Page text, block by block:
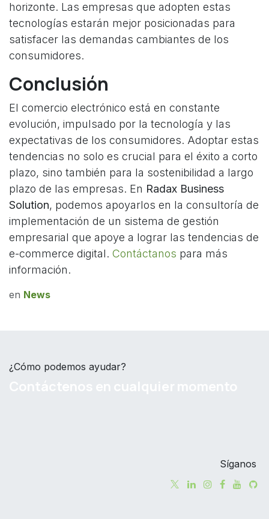
horizonte. Las empresas que adopten estas
tecnologías estarán mejor posicionadas para
satisfacer las demandas cambiantes de los
consumidores.
Conclusión
El comercio electrónico está en constante
evolución, impulsado por la tecnología y las
expectativas de los consumidores. Adoptar estas
tendencias no solo es crucial para el éxito a corto
plazo, sino también para la sostenibilidad a largo
plazo de las empresas. En Radax Business
Solution, podemos apoyarlos en la consultoría de
implementación de un sistema de gestión
empresarial que apoye a lograr las tendencias de
e-commerce digital. Contáctanos para más
información.
en News
¿Cómo podemos ayudar?
Síganos